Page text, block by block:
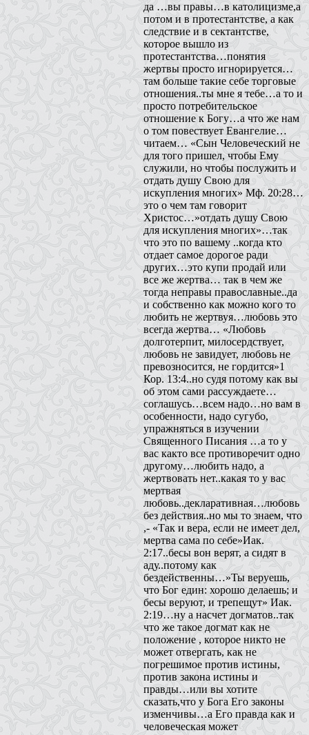
да …вы правы…в католицизме,а
потом и в протестантстве, а как
следствие и в сектантстве,
которое вышло из
протестантства…понятия
жертвы просто игнорируется…
там больше такие себе торговые
отношения..ты мне я тебе…а то и
просто потребительское
отношение к Богу…а что же нам
о том повествует Евангелие…
читаем… «Сын Человеческий не
для того пришел, чтобы Ему
служили, но чтобы послужить и
отдать душу Свою для
искупления многих» Мф. 20:28…
это о чем там говорит
Христос…»отдать душу Свою
для искупления многих»…так
что это по вашему ..когда кто
отдает самое дорогое ради
других…это купи продай или
все же жертва… так в чем же
тогда неправы православные..да
и собственно как можно кого то
любить не жертвуя…любовь это
всегда жертва… «Любовь
долготерпит, милосердствует,
любовь не завидует, любовь не
превозносится, не гордится»1
Кор. 13:4..но судя потому как вы
об этом сами рассуждаете…
соглашусь…всем надо…но вам в
особенности, надо сугубо,
упражняться в изучении
Священного Писания …а то у
вас както все противоречит одно
другому…любить надо, а
жертвовать нет..какая то у вас
мертвая
любовь..декларативная…любовь
без действия..но мы то знаем, что
,- «Так и вера, если не имеет дел,
мертва сама по себе»Иак.
2:17..бесы вон верят, а сидят в
аду..потому как
бездейственны…»Ты веруешь,
что Бог един: хорошо делаешь; и
бесы веруют, и трепещут» Иак.
2:19…ну а насчет догматов..так
что же такое догмат как не
положение , которое никто не
может отвергать, как не
погрешимое против истины,
против закона истины и
правды…или вы хотите
сказать,что у Бога Его законы
изменчивы…а Его правда как и
человеческая может